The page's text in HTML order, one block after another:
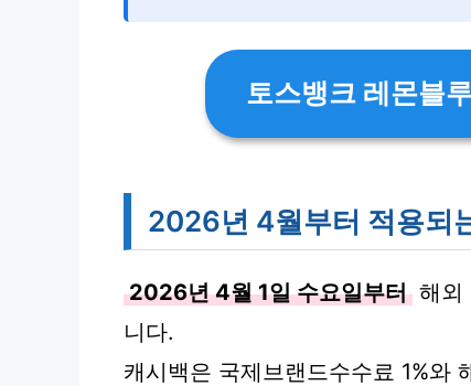
토스뱅크 레몬블
2026년 4월부터 적용되
2026년 4월 1일 수요일부터 해외
니다.
캐시백은 국제브랜드수수료 1%와